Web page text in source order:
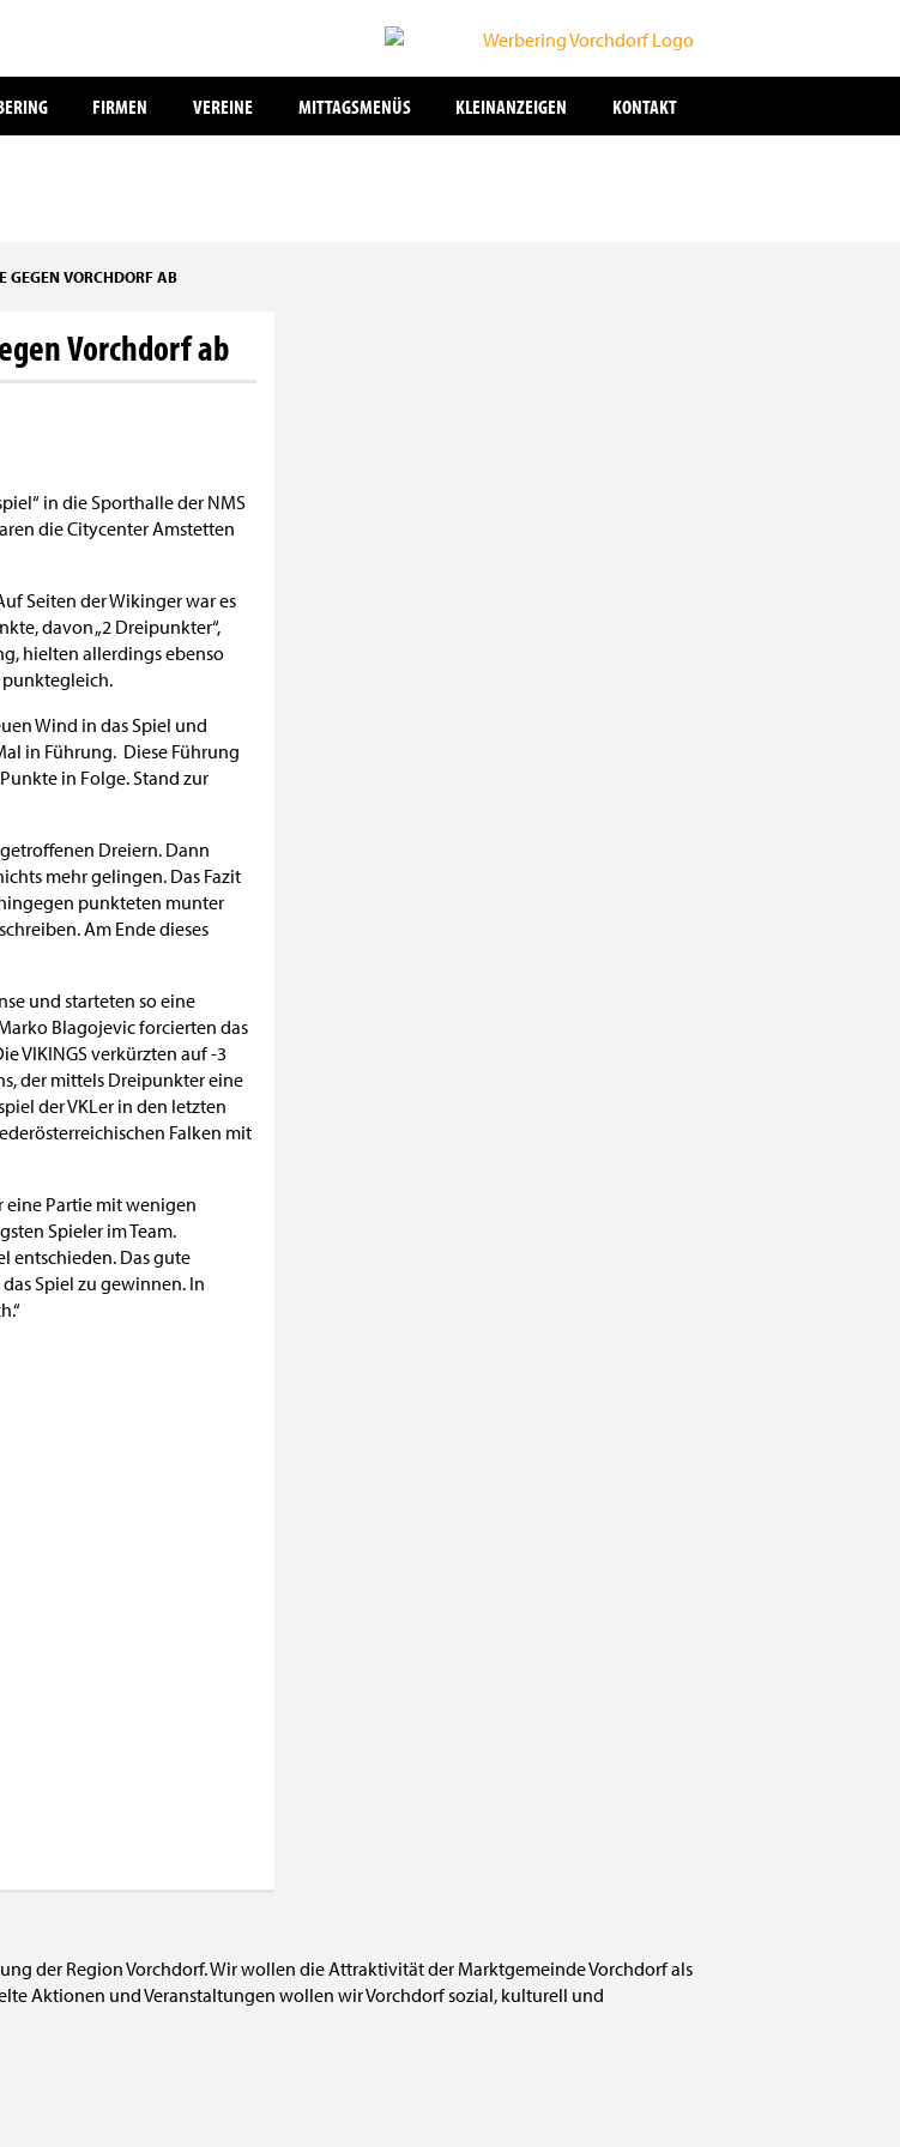
FIRMEN VEREINE MITTAGSMENÜS KLEINANZEIGEN KONTAKT
GEGEN VORCHDORF AB
Vorchdorf ab
in die Sporthalle der NMS
die Citycenter Amstetten
Seiten der Wikinger war es
davon „2 Dreipunkter“,
hielten allerdings ebenso
punktegleich.
Wind in das Spiel und
in Führung. Diese Führung
in Folge. Stand zur
Dreiern. Dann
mehr gelingen. Das Fazit
punkteten munter
Am Ende dieses
und starteten so eine
Blagojevic forcierten das
VIKINGS verkürzten auf -3
der mittels Dreipunkter eine
der VKLer in den letzten
Falken mit
eine Partie mit wenigen
Spieler im Team.
entschieden. Das gute
Spiel zu gewinnen. In
der Region Vorchdorf. Wir wollen die Attraktivität der Marktgemeinde Vorchdorf als
Aktionen und Veranstaltungen wollen wir Vorchdorf sozial, kulturell und